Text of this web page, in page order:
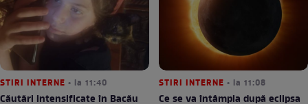
STIRI INTERNE • la 11:40
Căutări intensificate în Bacău
STIRI INTERNE • la 11:08
Ce se va întâmpla după eclipsa